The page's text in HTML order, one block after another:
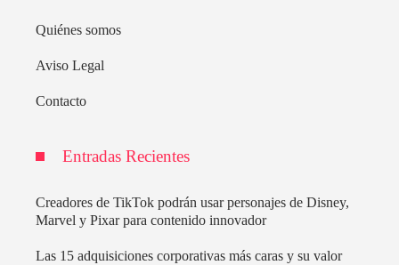
Quiénes somos
Aviso Legal
Contacto
Entradas Recientes
Creadores de TikTok podrán usar personajes de Disney,
Marvel y Pixar para contenido innovador
Las 15 adquisiciones corporativas más caras y su valor